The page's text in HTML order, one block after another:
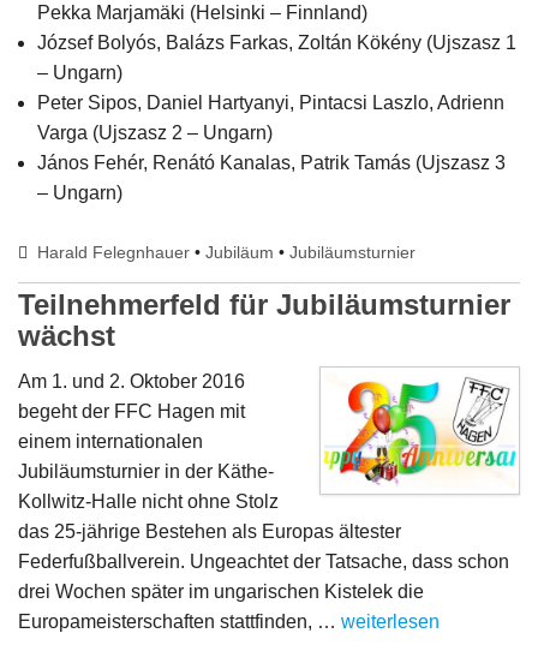
Pekka Marjamäki (Helsinki – Finnland)
József Bolyós, Balázs Farkas, Zoltán Kökény (Ujszasz 1
– Ungarn)
Peter Sipos, Daniel Hartyanyi, Pintacsi Laszlo, Adrienn
Varga (Ujszasz 2 – Ungarn)
János Fehér, Renátó Kanalas, Patrik Tamás (Ujszasz 3
– Ungarn)
Harald Felegnhauer •Jubiläum •Jubiläumsturnier
Teilnehmerfeld für Jubiläumsturnier
wächst
Am 1. und 2. Oktober 2016
begeht der FFC Hagen mit
einem internationalen
Jubiläumsturnier in der Käthe-
Kollwitz-Halle nicht ohne Stolz
das 25-jährige Bestehen als Europas ältester
Federfußballverein. Ungeachtet der Tatsache, dass schon
drei Wochen später im ungarischen Kistelek die
Europameisterschaften stattfinden, … weiterlesen